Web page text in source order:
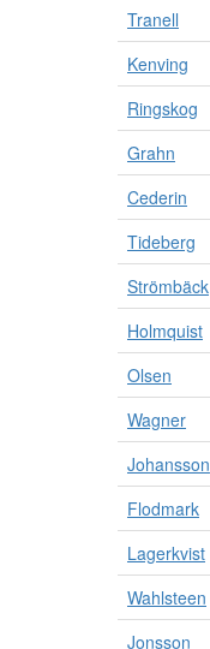
Tranell
Kenving
Ringskog
Grahn
Cederin
Tideberg
Strömbäck
Holmquist
Olsen
Wagner
Johansson
Flodmark
Lagerkvist
Wahlsteen
Jonsson